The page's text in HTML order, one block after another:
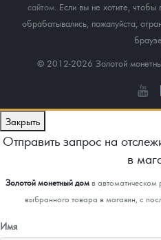
сайтом. Если вы не хотите, чтобы
обрабатывались, пожалуйста,
© 2012-2026 Золотой
Закрыть
Отправить запрос на
в
Золотой монетный домв автоматическом
выбранного товара в магазин, с
Имя